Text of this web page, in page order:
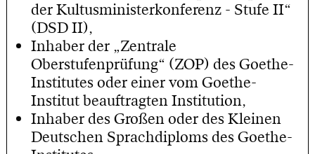
der Kultusministerkonferenz - Stufe II“
(DSD II),
Inhaber der „Zentrale
Oberstufenprüfung“ (ZOP) des Goethe-
Institutes oder einer vom Goethe-
Institut beauftragten Institution,
Inhaber des Großen oder des Kleinen
Deutschen Sprachdiploms des Goethe-